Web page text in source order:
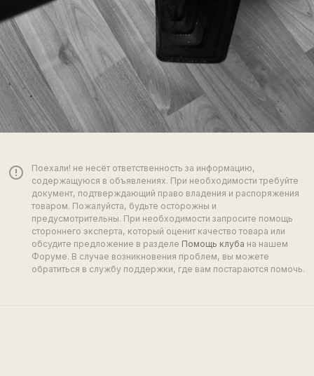
error_outline
Поехали! не несёт ответственность за информацию,
содержащуюся в объявлениях. При необходимости требуйте
документ, подтверждающий право владения и распоряжения
товаром. Пожалуйста, будьте осторожны и
предусмотрительны. При необходимости запросите помощь
стороннего эксперта, который оценит качество товара или
обсудите предложение в разделе Помощь клуба на нашем
Форуме. В случае возникновения проблем, вы можете
обратиться в службу поддержки, где вам постараются помочь.